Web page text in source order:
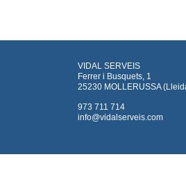
VIDAL SERVEIS
Ferrer i Busquets, 1
25230 MOLLERUSSA
973 711 714
info@vidalserveis.com